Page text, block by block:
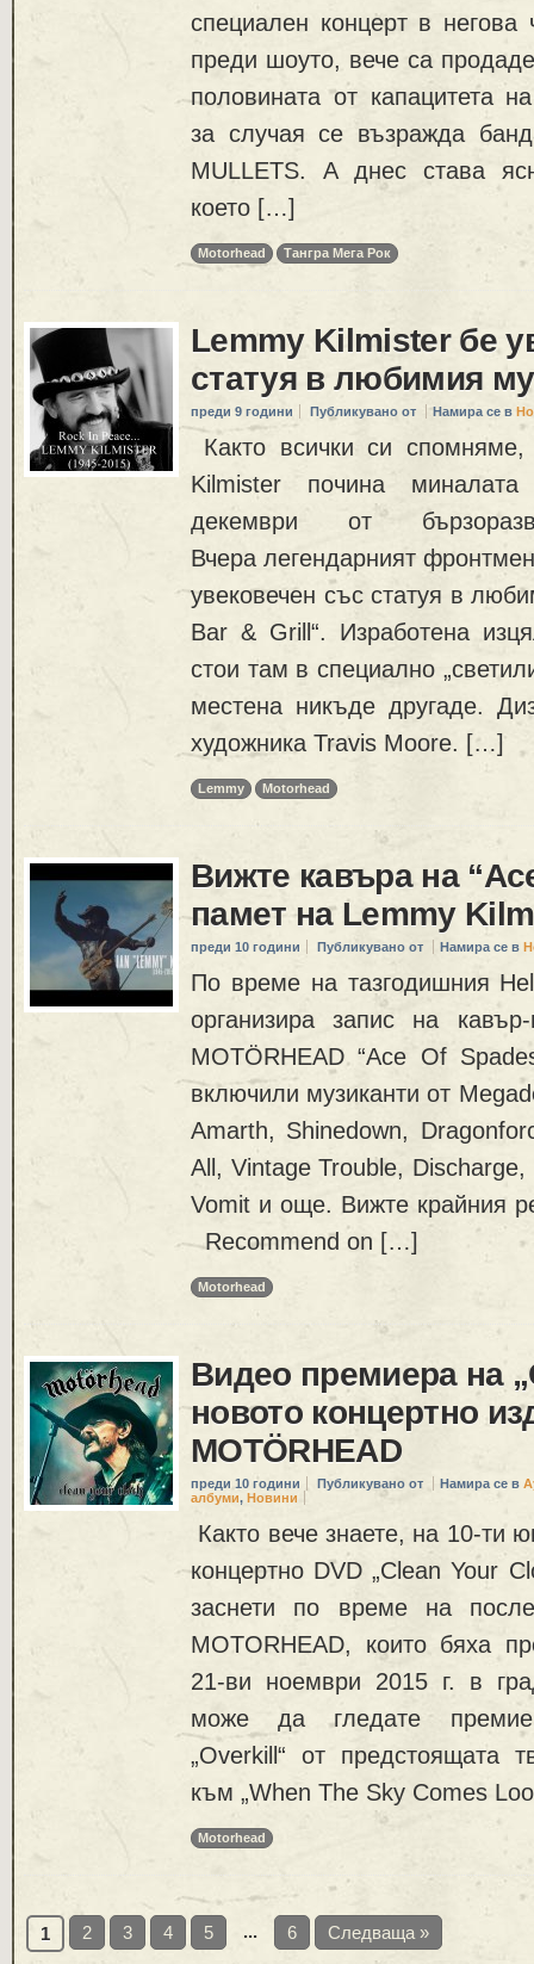
специален концерт в
преди шоуто, вече са
половината от капацитета
за случая се възражда
MULLETS. А днес става
което […]
Motorhead Тангра Мега Рок
Lemmy Kilmister бе
статуя в любимия
преди 9 години Публикувано от Намира се в
Както всички си
Kilmister почина
декември от
Вчера легендарният
увековечен със статуя в
Bar & Grill“. Изработена
стои там в специално
местена никъде другаде.
художника Travis Moore. […]
Lemmy Motorhead
Вижте кавъра на
памет на Lemmy
преди 10 години Публикувано от Намира се в
По време на тазгодишния
организира запис на
MOTÖRHEAD “Ace Of
включили музиканти от
Amarth, Shinedown,
All, Vintage Trouble,
Vomit и още. Вижте
Recommend on […]
Motorhead
Видео премиера на
новото концертно
MOTÖRHEAD
преди 10 години Публикувано от Намира се в
албуми, Новини
Както вече знаете, на 10-ти
концертно DVD „Clean Your
заснети по време на
MOTORHEAD, които бяха
21-ви ноември 2015 г. в
може да гледате
„Overkill“ от предстоящата
към „When The Sky Comes
Motorhead
1 2 3 4 5 ... 6 Следваща »